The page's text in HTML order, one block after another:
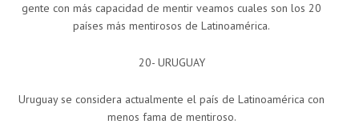
gente con más capacidad de mentir veamos cuales son los 20
países más mentirosos de Latinoamérica.
20- URUGUAY
Uruguay se considera actualmente el país de Latinoamérica con
menos fama de mentiroso.